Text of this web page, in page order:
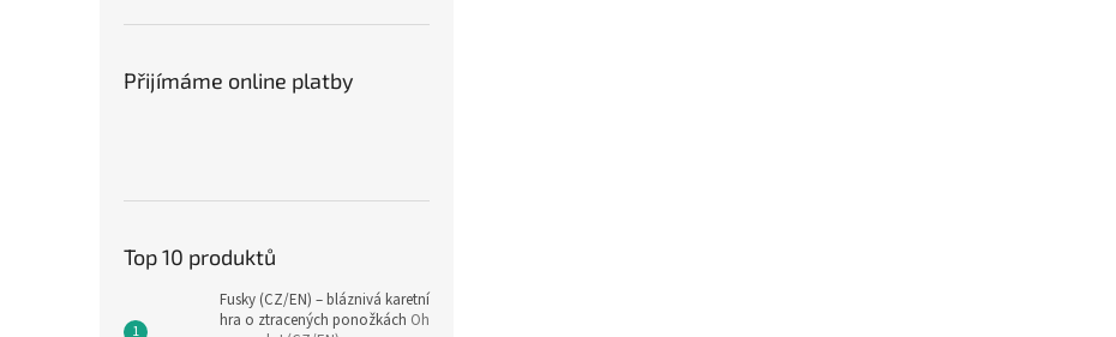
Přijímáme online platby
Top 10 produktů
Fusky (CZ/EN) – bláznivá karetní
hra o ztracených ponožkách Oh